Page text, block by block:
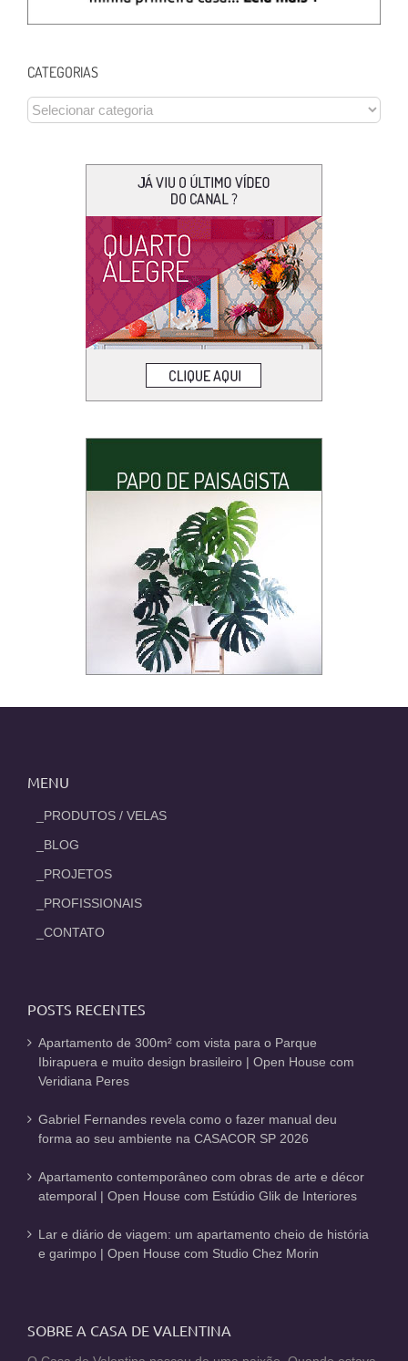
CATEGORIAS
CATEGORIAS
MENU
_PRODUTOS / VELAS
_BLOG
_PROJETOS
_PROFISSIONAIS
_CONTATO
POSTS RECENTES
Apartamento de 300m² com vista para o Parque
Ibirapuera e muito design brasileiro | Open House com
Veridiana Peres
Gabriel Fernandes revela como o fazer manual deu
forma ao seu ambiente na CASACOR SP 2026
Apartamento contemporâneo com obras de arte e décor
atemporal | Open House com Estúdio Glik de Interiores
Lar e diário de viagem: um apartamento cheio de história
e garimpo | Open House com Studio Chez Morin
SOBRE A CASA DE VALENTINA